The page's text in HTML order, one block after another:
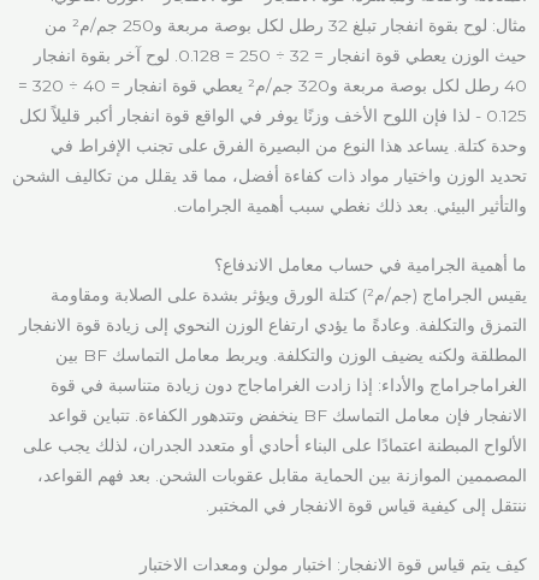
مثال: لوح بقوة انفجار تبلغ 32 رطل لكل بوصة مربعة و250 جم/م² من
حيث الوزن يعطي قوة انفجار = 32 ÷ 250 = 0.128. لوح آخر بقوة انفجار
40 رطل لكل بوصة مربعة و320 جم/م² يعطي قوة انفجار = 40 ÷ 320 =
0.125 - لذا فإن اللوح الأخف وزنًا يوفر في الواقع قوة انفجار أكبر قليلاً لكل
وحدة كتلة. يساعد هذا النوع من البصيرة الفرق على تجنب الإفراط في
تحديد الوزن واختيار مواد ذات كفاءة أفضل، مما قد يقلل من تكاليف الشحن
والتأثير البيئي. بعد ذلك نغطي سبب أهمية الجرامات.
ما أهمية الجرامية في حساب معامل الاندفاع؟
يقيس الجراماج (جم/م²) كتلة الورق ويؤثر بشدة على الصلابة ومقاومة
التمزق والتكلفة. وعادةً ما يؤدي ارتفاع الوزن النحوي إلى زيادة قوة الانفجار
المطلقة ولكنه يضيف الوزن والتكلفة. ويربط معامل التماسك BF بين
الغراماجراماج والأداء: إذا زادت الغراماجاج دون زيادة متناسبة في قوة
الانفجار فإن معامل التماسك BF ينخفض وتتدهور الكفاءة. تتباين قواعد
الألواح المبطنة اعتمادًا على البناء أحادي أو متعدد الجدران، لذلك يجب على
المصممين الموازنة بين الحماية مقابل عقوبات الشحن. بعد فهم القواعد،
ننتقل إلى كيفية قياس قوة الانفجار في المختبر.
كيف يتم قياس قوة الانفجار: اختبار مولن ومعدات الاختبار